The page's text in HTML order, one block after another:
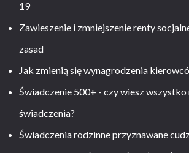
19
Zawieszenie i zmniejszenie renty
zasad
Jak zmienią się wynagrodzenia
Świadczenie 500+ - czy wiesz wszystko
świadczenia?
Świadczenia rodzinne przyznawane